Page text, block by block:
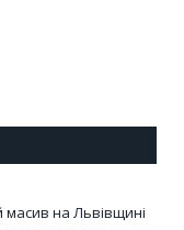
масив на Львівщині